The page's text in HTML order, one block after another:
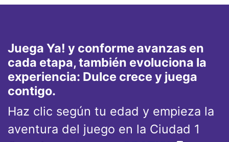
Juega Ya! y conforme avanzas en
cada etapa, también evoluciona la
experiencia: Dulce crece y juega
contigo.
Haz clic según tu edad y empieza la
aventura del juego en la Ciudad 1